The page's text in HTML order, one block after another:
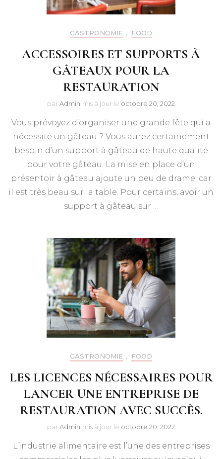
GASTRONOMIE , FOOD
ACCESSOIRES ET SUPPORTS À
GÂTEAUX POUR LA
RESTAURATION
par Admin mis à jour le octobre 20, 2022
Vous prévoyez d’organiser une grande fête qui a
nécessité un gâteau ? Vous aurez certainement
besoin d’un support à gâteau de haute qualité
pour votre gâteau. La mise en place d’un
présentoir à gâteau ajoute un peu de drame, car
il est très beau sur la table. Pour certains, avoir un
support à gâteau sur …
GASTRONOMIE , FOOD
LES LICENCES NÉCESSAIRES POUR
LANCER UNE ENTREPRISE DE
RESTAURATION AVEC SUCCÈS.
par Admin mis à jour le octobre 20, 2022
L’industrie alimentaire est l’une des entreprises